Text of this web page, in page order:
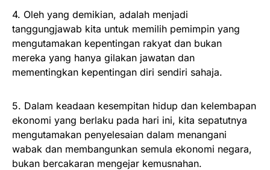
4. Oleh yang demikian, adalah menjadi
tanggungjawab kita untuk memilih pemimpin yang
mengutamakan kepentingan rakyat dan bukan
mereka yang hanya gilakan jawatan dan
mementingkan kepentingan diri sendiri sahaja.
5. Dalam keadaan kesempitan hidup dan kelembapan
ekonomi yang berlaku pada hari ini, kita sepatutnya
mengutamakan penyelesaian dalam menangani
wabak dan membangunkan semula ekonomi negara,
bukan bercakaran mengejar kemusnahan.